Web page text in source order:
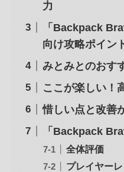
力
「Backpack
向け攻略ポイン
みとみとのおす
ここが楽しい！
惜しい点と改善
「Backpack
全体評価
プレイヤー